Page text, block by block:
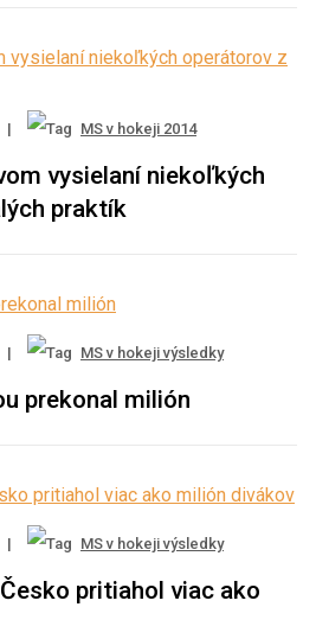
| MS v hokeji 2014
vysielaní niekoľkých
praktík
| MS v hokeji výsledky
prekonal milión
| MS v hokeji výsledky
pritiahol viac ako